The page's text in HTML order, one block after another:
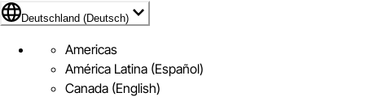
Markieren des Symbols für Deutschland (Deutsch)
Deutschland (Deutsch)
Americas
América Latina (Español)
Canada (English)